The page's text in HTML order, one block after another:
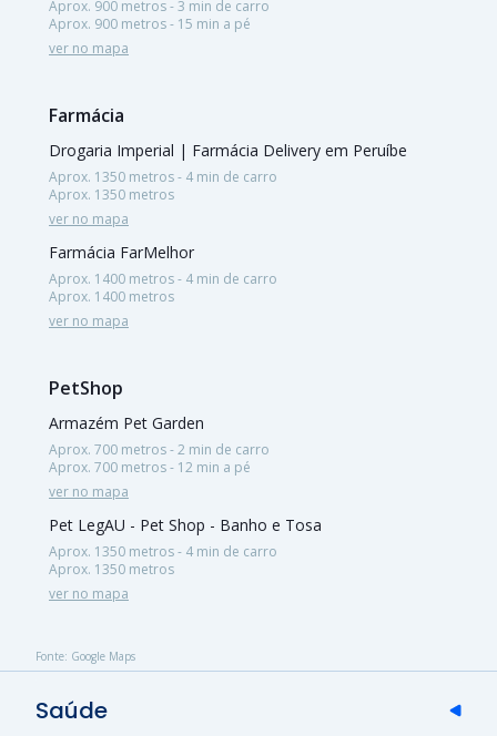
Aprox. 900 metros - 3 min de carro
Aprox. 900 metros - 15 min a pé
ver no mapa
Farmácia
Drogaria Imperial | Farmácia Delivery em Peruíbe
Aprox. 1350 metros - 4 min de carro
Aprox. 1350 metros
ver no mapa
Farmácia FarMelhor
Aprox. 1400 metros - 4 min de carro
Aprox. 1400 metros
ver no mapa
PetShop
Armazém Pet Garden
Aprox. 700 metros - 2 min de carro
Aprox. 700 metros - 12 min a pé
ver no mapa
Pet LegAU - Pet Shop - Banho e Tosa
Aprox. 1350 metros - 4 min de carro
Aprox. 1350 metros
ver no mapa
Fonte: Google Maps
Saúde